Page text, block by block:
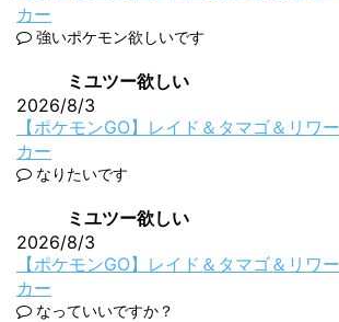
カー
強いポケモン欲しいです
ミユツー欲しい
2026/8/3
【ポケモンGO】レイド＆タマゴ＆リワ
カー
なりたいです
ミユツー欲しい
2026/8/3
【ポケモンGO】レイド＆タマゴ＆リワ
カー
なっていいですか？